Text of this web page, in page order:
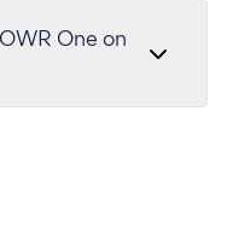
One on